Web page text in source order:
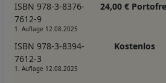
ISBN 978-3-8376-
7612-9
1. Auflage 12.08.2025
24,00 €
ISBN 978-3-8394-
7612-3
1. Auflage 12.08.2025
Kostenlos